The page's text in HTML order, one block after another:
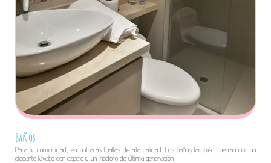
Baños
Para tu comodidad, encontrarás toallas de alta calidad. Los baños también cuentan con un
elegante lavabo con espejo y un inodoro de última generación.